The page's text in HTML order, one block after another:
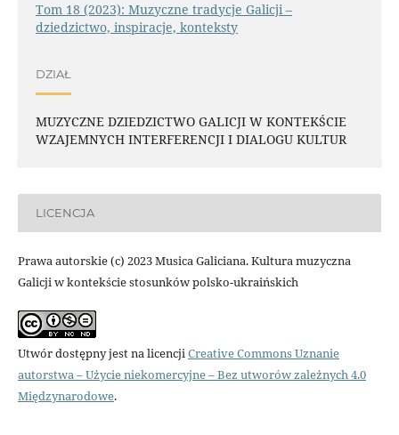
Tom 18 (2023): Muzyczne tradycje Galicji –
dziedzictwo, inspiracje, konteksty
DZIAŁ
MUZYCZNE DZIEDZICTWO GALICJI W KONTEKŚCIE
WZAJEMNYCH INTERFERENCJI I DIALOGU KULTUR
LICENCJA
Prawa autorskie (c) 2023 Musica Galiciana. Kultura muzyczna
Galicji w kontekście stosunków polsko-ukraińskich
Utwór dostępny jest na licencji Creative Commons Uznanie
autorstwa – Użycie niekomercyjne – Bez utworów zależnych 4.0
Międzynarodowe.